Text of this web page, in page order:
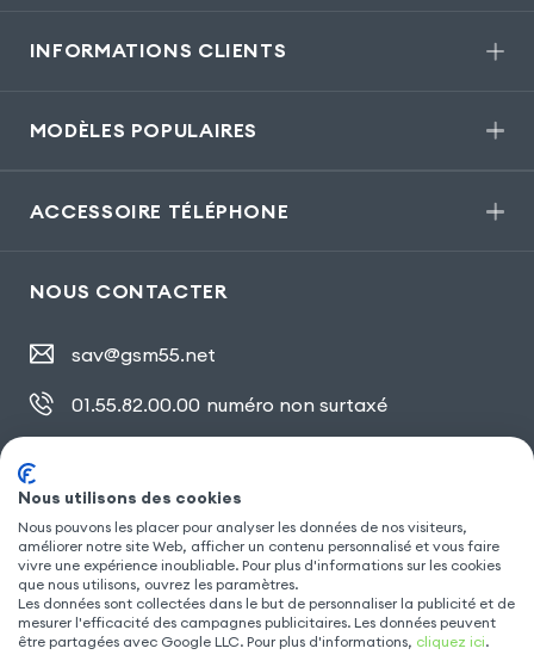
INFORMATIONS CLIENTS
MODÈLES POPULAIRES
ACCESSOIRE TÉLÉPHONE
NOUS CONTACTER
sav@gsm55.net
01.55.82.00.00 numéro non surtaxé
SUIVEZ NOUS
Nous utilisons des cookies
Nous pouvons les placer pour analyser les données de nos visiteurs,
améliorer notre site Web, afficher un contenu personnalisé et vous faire
vivre une expérience inoubliable. Pour plus d'informations sur les cookies
que nous utilisons, ouvrez les paramètres.
Les données sont collectées dans le but de personnaliser la publicité et de
mesurer l'efficacité des campagnes publicitaires. Les données peuvent
être partagées avec Google LLC. Pour plus d'informations, cliquez ici.